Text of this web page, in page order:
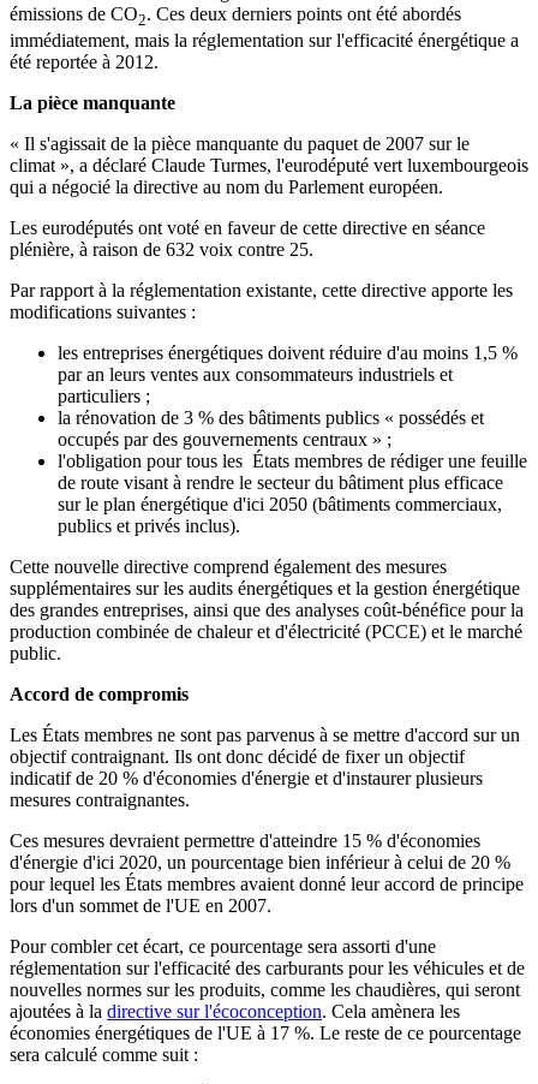
émissions de CO2. Ces deux derniers points ont été abordés
immédiatement, mais la réglementation sur l'efficacité énergétique a
été reportée à 2012.
La pièce manquante
« Il s'agissait de la pièce manquante du paquet de 2007 sur le
climat », a déclaré Claude Turmes, l'eurodéputé vert luxembourgeois
qui a négocié la directive au nom du Parlement européen.
Les eurodéputés ont voté en faveur de cette directive en séance
plénière, à raison de 632 voix contre 25.
Par rapport à la réglementation existante, cette directive apporte les
modifications suivantes :
les entreprises énergétiques doivent réduire d'au moins 1,5 %
par an leurs ventes aux consommateurs industriels et
particuliers ;
la rénovation de 3 % des bâtiments publics « possédés et
occupés par des gouvernements centraux » ;
l'obligation pour tous les États membres de rédiger une feuille
de route visant à rendre le secteur du bâtiment plus efficace
sur le plan énergétique d'ici 2050 (bâtiments commerciaux,
publics et privés inclus).
Cette nouvelle directive comprend également des mesures
supplémentaires sur les audits énergétiques et la gestion énergétique
des grandes entreprises, ainsi que des analyses coût-bénéfice pour la
production combinée de chaleur et d'électricité (PCCE) et le marché
public.
Accord de compromis
Les États membres ne sont pas parvenus à se mettre d'accord sur un
objectif contraignant. Ils ont donc décidé de fixer un objectif
indicatif de 20 % d'économies d'énergie et d'instaurer plusieurs
mesures contraignantes.
Ces mesures devraient permettre d'atteindre 15 % d'économies
d'énergie d'ici 2020, un pourcentage bien inférieur à celui de 20 %
pour lequel les États membres avaient donné leur accord de principe
lors d'un sommet de l'UE en 2007.
Pour combler cet écart, ce pourcentage sera assorti d'une
réglementation sur l'efficacité des carburants pour les véhicules et de
nouvelles normes sur les produits, comme les chaudières, qui seront
ajoutées à la directive sur l'écoconception. Cela amènera les
économies énergétiques de l'UE à 17 %. Le reste de ce pourcentage
sera calculé comme suit :